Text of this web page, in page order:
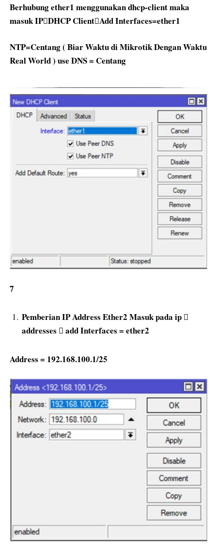
Berhubung ether1 menggunakan dhcp-client maka
masuk IPDHCP ClientAdd Interfaces=ether1
NTP=Centang ( Biar Waktu di Mikrotik Dengan Waktu
Real World ) use DNS = Centang
7
Pemberian IP Address Ether2 Masuk pada ip 
addresses  add Interfaces = ether2
Address = 192.168.100.1/25